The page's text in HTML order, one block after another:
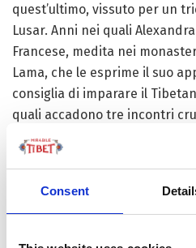
Consent
quest’ultimo, vissuto per un
Lusar. Anni nei quali
Francese, medita nei
Lama, che le esprime il suo
consiglia di imparare il
quali accadono tre incontri
L’amicizia con il principe
antichi e dal desiderio
Buddhismo ai primi
l’eremita Gomchen Rinpoche,